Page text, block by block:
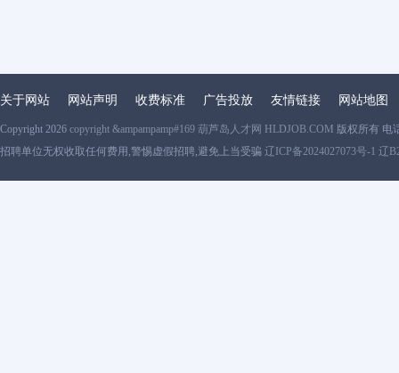
关于网站 网站声明 收费标准 广告投放 友情链接 网站地图
Copyright 2026 copyright &ampampamp#169 葫芦岛人才网 HLDJOB.COM 版权所有 电
招聘单位无权收取任何费用,警惕虚假招聘,避免上当受骗 辽ICP备2024027073号-1 辽